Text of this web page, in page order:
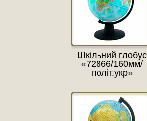
Шкільний глобус
«72866/160мм/
політ.укр»